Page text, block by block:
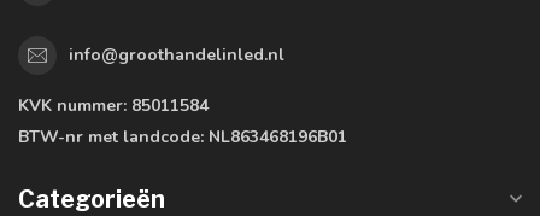
info@groothandelinled.nl
KVK nummer: 85011584
BTW-nr met landcode: NL863468196B01
Categorieën